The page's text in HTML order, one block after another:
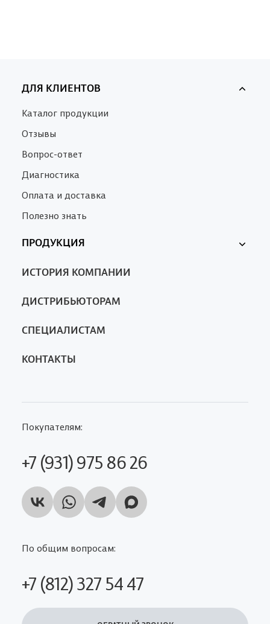
ДЛЯ КЛИЕНТОВ
Каталог продукции
Отзывы
Вопрос-ответ
Диагностика
Оплата и доставка
Полезно знать
ПРОДУКЦИЯ
Ферменкол
ИСТОРИЯ КОМПАНИИ
ДИСТРИБЬЮТОРАМ
СПЕЦИАЛИСТАМ
КОНТАКТЫ
Покупателям:
+7 (931) 975 86 26
По общим вопросам:
+7 (812) 327 54 47